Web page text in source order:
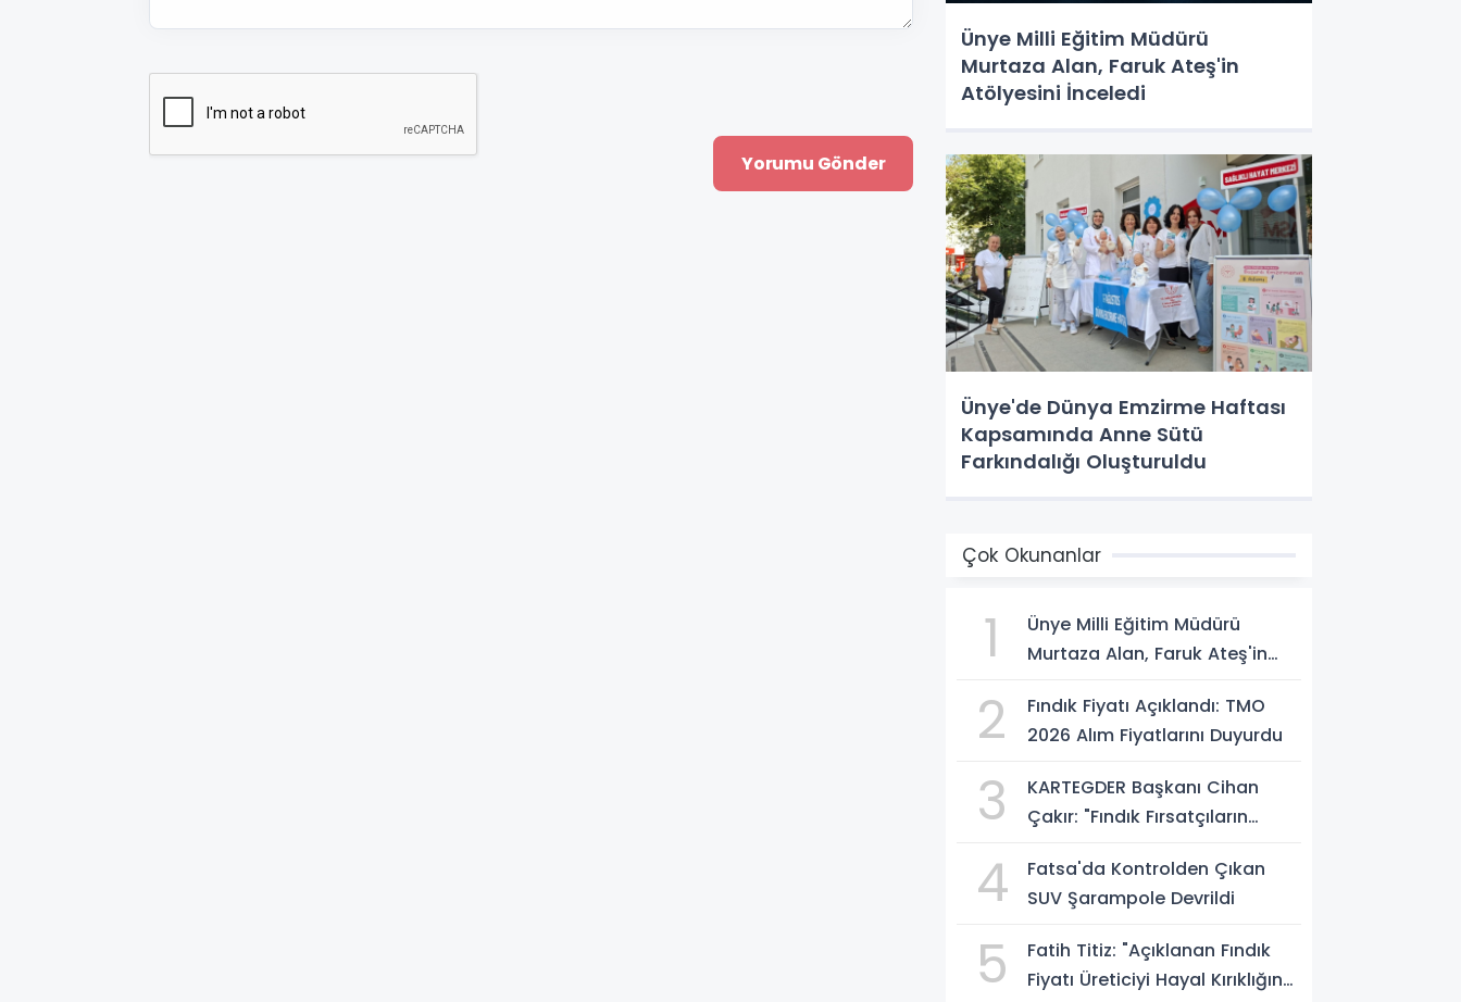
Ünye Milli Eğitim Müdürü
Murtaza Alan, Faruk Ateş'in
Atölyesini İnceledi
Ünye'de Dünya Emzirme Haftası
Kapsamında Anne Sütü
Farkındalığı Oluşturuldu
Çok Okunanlar
1
Ünye Milli Eğitim Müdürü
Murtaza Alan, Faruk Ateş'in
2
Fındık Fiyatı Açıklandı: TMO
2026 Alım Fiyatlarını Duyurdu
3
KARTEGDER Başkanı Cihan
Çakır: "Fındık Fırsatçıların
4
Fatsa'da Kontrolden Çıkan
SUV Şarampole Devrildi
5
Fatih Titiz: "Açıklanan Fındık
Fiyatı Üreticiyi Hayal Kırıklığına